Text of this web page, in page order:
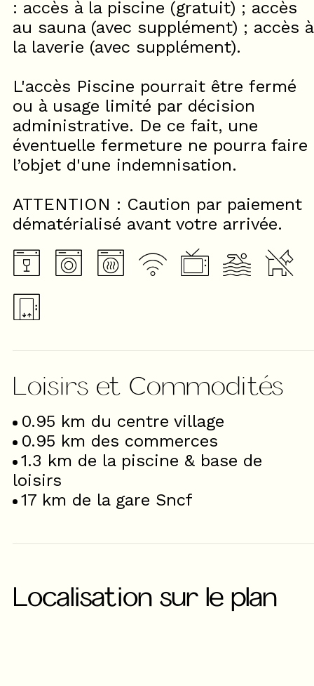
: accès à la piscine (gratuit) ; accès
au sauna (avec supplément) ; accès à
la laverie (avec supplément).
L'accès Piscine pourrait être fermé
ou à usage limité par décision
administrative. De ce fait, une
éventuelle fermeture ne pourra faire
l’objet d'une indemnisation.
ATTENTION : Caution par paiement
dématérialisé avant votre arrivée.
Loisirs et Commodités
0.95 km du centre village
0.95 km des commerces
1.3 km de la piscine & base de
loisirs
17 km de la gare Sncf
Localisation sur le plan